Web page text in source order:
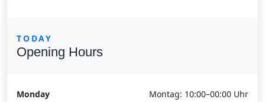
TODAY
Opening Hours
Monday
Montag: 10:00–00:00 Uhr